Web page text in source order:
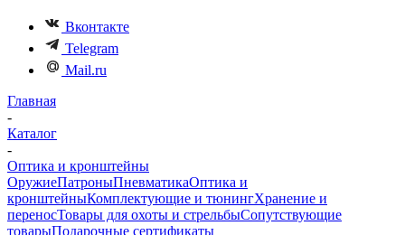
Вконтакте
Telegram
Mail.ru
Главная
-
Каталог
-
Оптика и кронштейны
ОружиеПатроныПневматикаОптика и
кронштейныКомплектующие и тюнингХранение и
переносТовары для охоты и стрельбыСопутствующие
товарыПодарочные сертификаты